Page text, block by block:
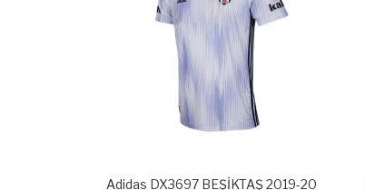
Adidas DX3697 BEŞİKTAŞ 2019-20